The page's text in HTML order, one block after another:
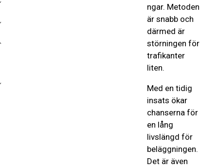
ngar. Metoden
är snabb och
därmed är
störningen för
trafikanter
liten.
Med en tidig
insats ökar
chanserna för
en lång
livslängd för
beläggningen.
Det är även